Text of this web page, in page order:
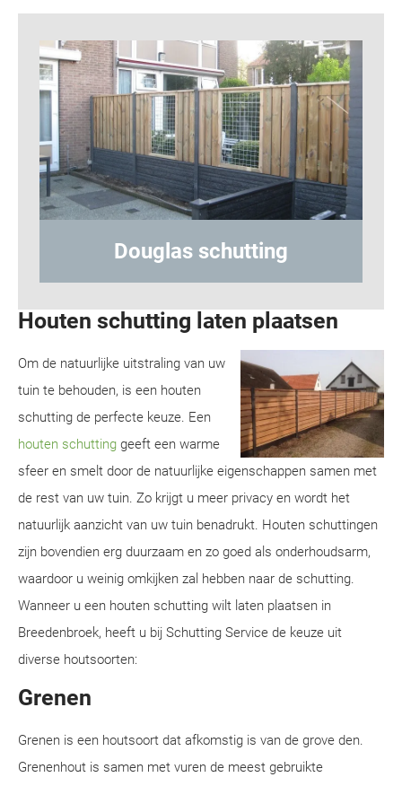
Hout-betonschutting
Houten schutting laten plaatsen
Om de natuurlijke uitstraling van uw
tuin te behouden, is een houten
schutting de perfecte keuze. Een
houten schutting geeft een warme
sfeer en smelt door de natuurlijke eigenschappen samen met
de rest van uw tuin. Zo krijgt u meer privacy en wordt het
natuurlijk aanzicht van uw tuin benadrukt. Houten schuttingen
zijn bovendien erg duurzaam en zo goed als onderhoudsarm,
waardoor u weinig omkijken zal hebben naar de schutting.
Wanneer u een houten schutting wilt laten plaatsen in
Breedenbroek, heeft u bij Schutting Service de keuze uit
diverse houtsoorten:
Grenen
Grenen is een houtsoort dat afkomstig is van de grove den.
Grenenhout is samen met vuren de meest gebruikte